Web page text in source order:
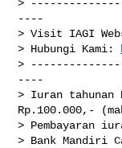
>
----
> Visit IAGI
> Hubungi Kami:
>
----
> Iuran tahunan
Rp.100.000,-
> Pembayaran
> Bank Mandiri